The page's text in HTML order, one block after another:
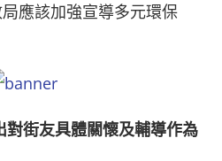
應該加強宣導多元環保
對街友具體關懷及輔導作為